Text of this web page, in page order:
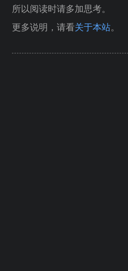
所以阅读时请多加思考。
更多说明，请看关于本站。